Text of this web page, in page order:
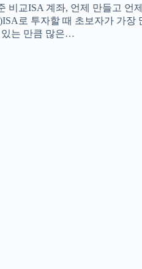
비교ISA 계좌, 언제 만들고 언
로 투자할 때 초보자가 가장
있는 만큼 많은…